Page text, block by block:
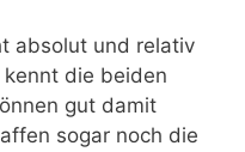
absolut und relativ
die beiden
gut damit
sogar noch die